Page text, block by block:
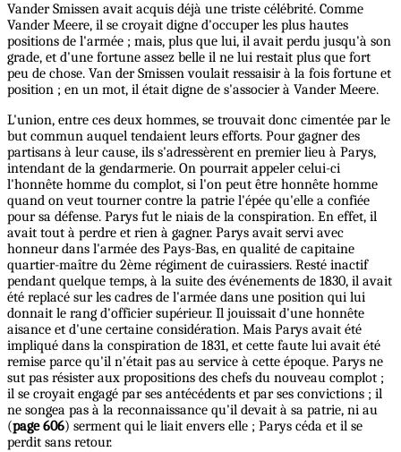
Vander Smissen avait acquis déjà une triste célébrité. Comme
Vander Meere, il se croyait digne d'occuper les plus hautes
positions de l'armée ; mais, plus que lui, il avait perdu jusqu'à son
grade, et d'une fortune assez belle il ne lui restait plus que fort
peu de chose. Van der Smissen voulait ressaisir à la fois fortune et
position ; en un mot, il était digne de s'associer à Vander Meere.
L'union, entre ces deux hommes, se trouvait donc cimentée par le
but commun auquel tendaient leurs efforts. Pour gagner des
partisans à leur cause, ils s'adressèrent en premier lieu à Parys,
intendant de la gendarmerie. On pourrait appeler celui-ci
l'honnête homme du complot, si l'on peut être honnête homme
quand on veut tourner contre la patrie l'épée qu'elle a confiée
pour sa défense. Parys fut le niais de la conspiration. En effet, il
avait tout à perdre et rien à gagner. Parys avait servi avec
honneur dans l'armée des Pays-Bas, en qualité de capitaine
quartier-maître du 2ème régiment de cuirassiers. Resté inactif
pendant quelque temps, à la suite des événements de 1830, il avait
été replacé sur les cadres de l'armée dans une position qui lui
donnait le rang d'officier supérieur. Il jouissait d'une honnête
aisance et d'une certaine considération. Mais Parys avait été
impliqué dans la conspiration de 1831, et cette faute lui avait été
remise parce qu'il n'était pas au service à cette époque. Parys ne
sut pas résister aux propositions des chefs du nouveau complot ;
il se croyait engagé par ses antécédents et par ses convictions ; il
ne songea pas à la reconnaissance qu'il devait à sa patrie, ni au
(page 606) serment qui le liait envers elle ; Parys céda et il se
perdit sans retour.